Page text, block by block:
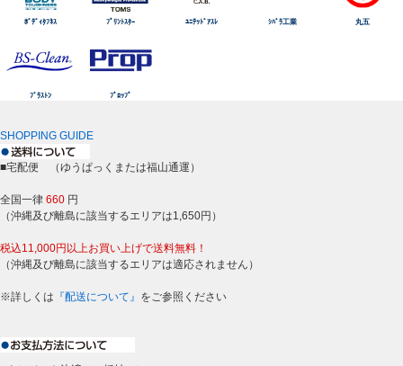
ﾎﾞﾃﾞｨﾀﾌﾈｽ ﾌﾟﾘﾝﾄｽﾀｰ ﾕﾆﾃｯﾄﾞｱｽﾚ ｼﾊﾞﾗ工業 丸五
ﾌﾞﾗｽﾄﾝ ﾌﾟﾛｯﾌﾟ
SHOPPING GUIDE
■宅配便 （ゆうぱっくまたは福山通運）
全国一律 660 円
（沖縄及び離島に該当するエリアは1,650円）
税込11,000円以上お買い上げで送料無料！
（沖縄及び離島に該当するエリアは適応されません）
※詳しくは 『配送について』 をご参照ください